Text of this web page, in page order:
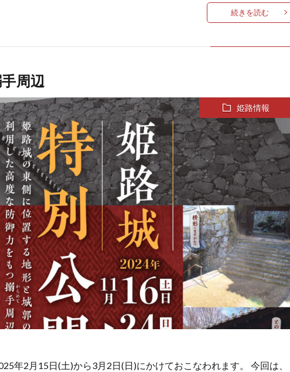
続きを読む
周辺
姫路情報
年2月15日(土)から3月2日(日)にかけておこなわれます。 今回は、